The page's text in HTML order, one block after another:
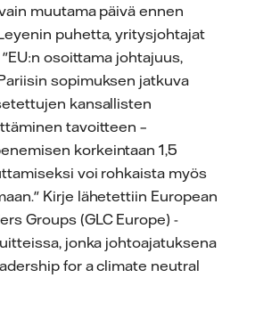
muutama päivä ennen
puhetta, yritysjohtajat
osoittama johtajuus,
sopimuksen jatkuva
kansallisten
tavoitteen –
korkeintaan 1,5
voi rohkaista myös
Kirje lähetettiin European
Groups (GLC Europe) -
jonka johtoajatuksena
for a climate neutral